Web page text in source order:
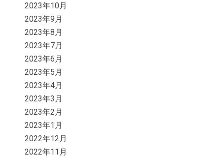
2023年10月
2023年9月
2023年8月
2023年7月
2023年6月
2023年5月
2023年4月
2023年3月
2023年2月
2023年1月
2022年12月
2022年11月